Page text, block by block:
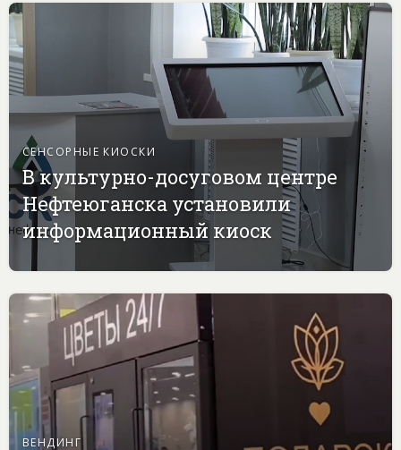
СЕНСОРНЫЕ КИОСКИ
В культурно-досуговом центре
Нефтеюганска установили
информационный киоск
ВЕНДИНГ